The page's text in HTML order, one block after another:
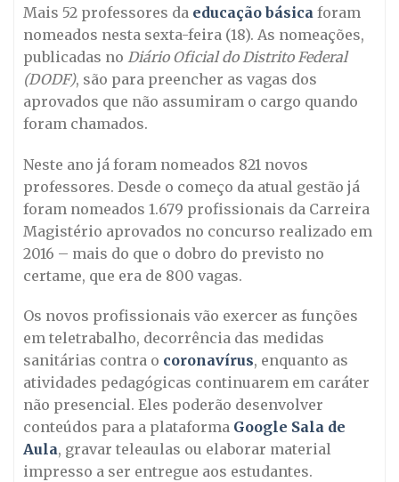
Mais 52 professores da educação básica foram
nomeados nesta sexta-feira (18). As nomeações,
publicadas no Diário Oficial do Distrito Federal
(DODF), são para preencher as vagas dos
aprovados que não assumiram o cargo quando
foram chamados.
Neste ano já foram nomeados 821 novos
professores. Desde o começo da atual gestão já
foram nomeados 1.679 profissionais da Carreira
Magistério aprovados no concurso realizado em
2016 – mais do que o dobro do previsto no
certame, que era de 800 vagas.
Os novos profissionais vão exercer as funções
em teletrabalho, decorrência das medidas
sanitárias contra o coronavírus, enquanto as
atividades pedagógicas continuarem em caráter
não presencial. Eles poderão desenvolver
conteúdos para a plataforma Google Sala de
Aula, gravar teleaulas ou elaborar material
impresso a ser entregue aos estudantes.